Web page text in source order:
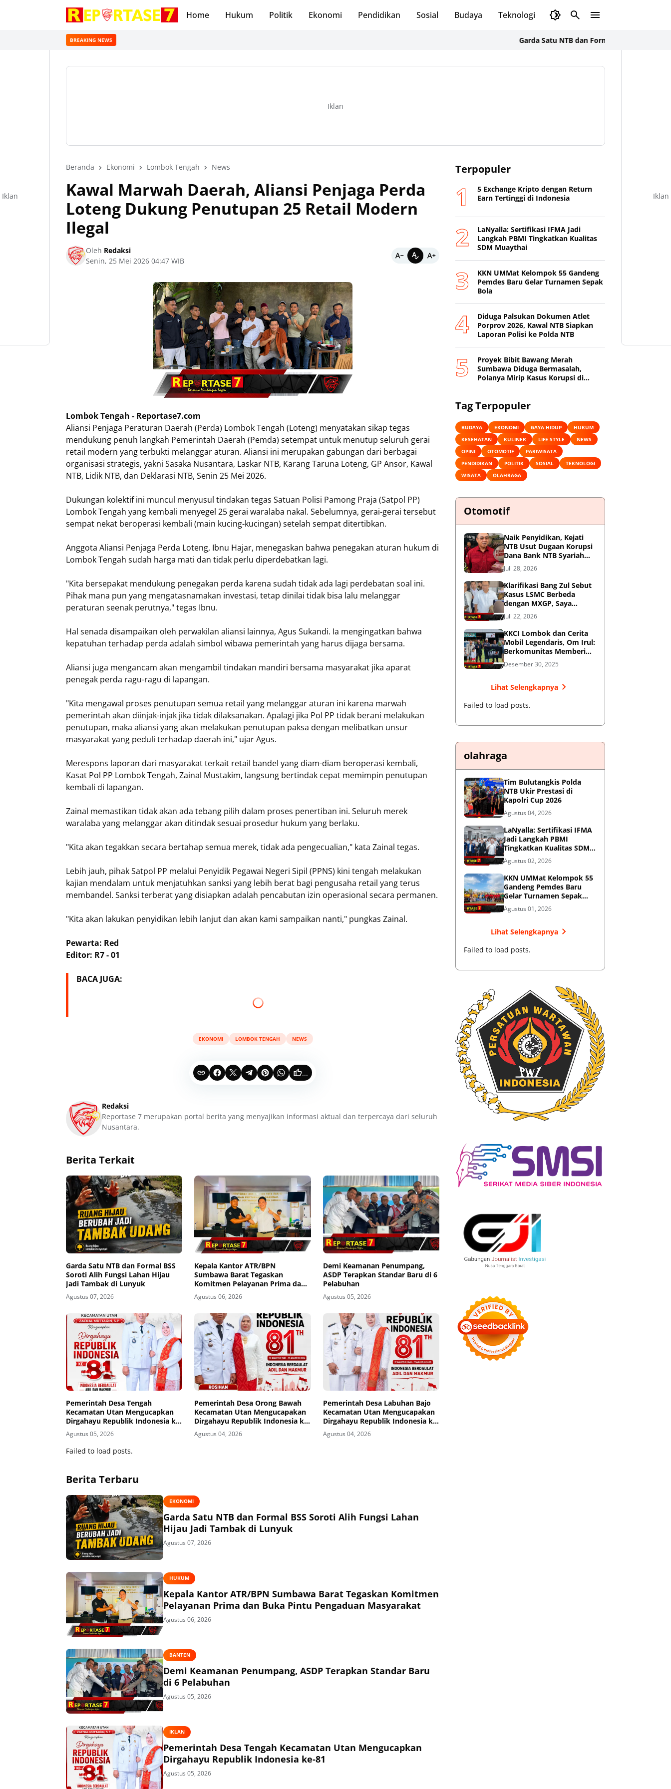
Home Hukum Politik Ekonomi Pendidikan Sosial Budaya Teknologi Olahraga
BREAKING NEWS Garda Satu NTB dan Formal BSS Soroti Alih Fungsi
Iklan
Beranda Ekonomi Lombok Tengah News
Kawal Marwah Daerah, Aliansi Penjaga Perda
Loteng Dukung Penutupan 25 Retail Modern
Ilegal
Oleh Redaksi
Senin, 25 Mei 2026 04:47 WIB
Lombok Tengah - Reportase7.com
Aliansi Penjaga Peraturan Daerah (Perda) Lombok Tengah (Loteng) menyatakan sikap tegas
mendukung penuh langkah Pemerintah Daerah (Pemda) setempat untuk menutup seluruh gerai
retail modern yang terbukti melanggar aturan. Aliansi ini merupakan gabungan dari berbagai
organisasi strategis, yakni Sasaka Nusantara, Laskar NTB, Karang Taruna Loteng, GP Ansor, Kawal
NTB, Lidik NTB, dan Deklarasi NTB, Senin 25 Mei 2026.
​Dukungan kolektif ini muncul menyusul tindakan tegas Satuan Polisi Pamong Praja (Satpol PP)
Lombok Tengah yang kembali menyegel 25 gerai waralaba nakal. Sebelumnya, gerai-gerai tersebut
sempat nekat beroperasi kembali (main kucing-kucingan) setelah sempat ditertibkan.
​Anggota Aliansi Penjaga Perda Loteng, Ibnu Hajar, menegaskan bahwa penegakan aturan hukum di
Lombok Tengah sudah harga mati dan tidak perlu diperdebatkan lagi.
​"Kita bersepakat mendukung penegakan perda karena sudah tidak ada lagi perdebatan soal ini.
Pihak mana pun yang mengatasnamakan investasi, tetap dinilai tidak bisa lalu melanggar
peraturan seenak perutnya," tegas Ibnu.
​Hal senada disampaikan oleh perwakilan aliansi lainnya, Agus Sukandi. Ia mengingatkan bahwa
kepatuhan terhadap perda adalah simbol wibawa pemerintah yang harus dijaga bersama.
Aliansi juga mengancam akan mengambil tindakan mandiri bersama masyarakat jika aparat
penegak perda ragu-ragu di lapangan.
​"Kita mengawal proses penutupan semua retail yang melanggar aturan ini karena marwah
pemerintah akan diinjak-injak jika tidak dilaksanakan. Apalagi jika Pol PP tidak berani melakukan
penutupan, maka aliansi yang akan melakukan penutupan paksa dengan melibatkan unsur
masyarakat yang peduli terhadap daerah ini," ujar Agus.
​Merespons laporan dari masyarakat terkait retail bandel yang diam-diam beroperasi kembali,
Kasat Pol PP Lombok Tengah, Zainal Mustakim, langsung bertindak cepat memimpin penutupan
kembali di lapangan.
​Zainal memastikan tidak akan ada tebang pilih dalam proses penertiban ini. Seluruh merek
waralaba yang melanggar akan ditindak sesuai prosedur hukum yang berlaku.
​"Kita akan tegakkan secara bertahap semua merek, tidak ada pengecualian," kata Zainal tegas.
​Lebih jauh, pihak Satpol PP melalui Penyidik Pegawai Negeri Sipil (PPNS) kini tengah melakukan
kajian mendalam untuk menjatuhkan sanksi yang lebih berat bagi pengusaha retail yang terus
membandel. Sanksi terberat yang disiapkan adalah pencabutan izin operasional secara permanen.
​"Kita akan lakukan penyidikan lebih lanjut dan akan kami sampaikan nanti," pungkas Zainal.
Pewarta: Red
Editor: R7 - 01
BACA JUGA:
EKONOMI LOMBOK TENGAH NEWS
...
Redaksi
Reportase 7 merupakan portal berita yang menyajikan informasi aktual dan terpercaya dari seluruh
Nusantara.
Berita Terkait
Garda Satu NTB dan Formal BSS
Soroti Alih Fungsi Lahan Hijau
Jadi Tambak di Lunyuk
Agustus 07, 2026
Kepala Kantor ATR/BPN
Sumbawa Barat Tegaskan
Komitmen Pelayanan Prima dan
Buka Pintu Pengaduan
Masyarakat
Agustus 06, 2026
Demi Keamanan Penumpang,
ASDP Terapkan Standar Baru di 6
Pelabuhan
Agustus 05, 2026
Pemerintah Desa Tengah
Kecamatan Utan Mengucapkan
Dirgahayu Republik Indonesia ke-
81
Agustus 05, 2026
Pemerintah Desa Orong Bawah
Kecamatan Utan Mengucapakan
Dirgahayu Republik Indonesia ke-
81
Agustus 04, 2026
Pemerintah Desa Labuhan Bajo
Kecamatan Utan Mengucapakan
Dirgahayu Republik Indonesia ke-
81
Agustus 04, 2026
Failed to load posts.
Berita Terbaru
EKONOMI
Garda Satu NTB dan Formal BSS Soroti Alih Fungsi Lahan
Hijau Jadi Tambak di Lunyuk
Agustus 07, 2026
HUKUM
Kepala Kantor ATR/BPN Sumbawa Barat Tegaskan Komitmen
Pelayanan Prima dan Buka Pintu Pengaduan Masyarakat
Agustus 06, 2026
BANTEN
Demi Keamanan Penumpang, ASDP Terapkan Standar Baru
di 6 Pelabuhan
Agustus 05, 2026
IKLAN
Pemerintah Desa Tengah Kecamatan Utan Mengucapkan
Dirgahayu Republik Indonesia ke-81
Agustus 05, 2026
Terpopuler
5 Exchange Kripto dengan Return
Earn Tertinggi di Indonesia
LaNyalla: Sertifikasi IFMA Jadi
Langkah PBMI Tingkatkan Kualitas
SDM Muaythai
KKN UMMat Kelompok 55 Gandeng
Pemdes Baru Gelar Turnamen Sepak
Bola
Diduga Palsukan Dokumen Atlet
Porprov 2026, Kawal NTB Siapkan
Laporan Polisi ke Polda NTB
Proyek Bibit Bawang Merah
Sumbawa Diduga Bermasalah,
Polanya Mirip Kasus Korupsi di
Tag Terpopuler
BUDAYA EKONOMI GAYA HIDUP
HUKUM
KESEHATAN
KULINER LIFE STYLE
NEWS
OPINI
OTOMOTIF
PARIWISATA
PENDIDIKAN
POLITIK SOSIAL
TEKNOLOGI
WISATA
OLAHRAGA
Otomotif
Naik Penyidikan, Kejati
NTB Usut Dugaan Korupsi
Dana Bank NTB Syariah
untuk MXGP 2023
Juli 28, 2026
Klarifikasi Bang Zul Sebut
Kasus LSMC Berbeda
dengan MXGP, Saya
Dipanggil Sebagai Saksi
Juli 22, 2026
KKCI Lombok dan Cerita
Mobil Legendaris, Om Irul:
Berkomunitas Memberi
Manfaat dan Membangun
Imej Positif
Desember 30, 2025
Lihat Selengkapnya
Failed to load posts.
olahraga
Tim Bulutangkis Polda
NTB Ukir Prestasi di
Kapolri Cup 2026
Agustus 04, 2026
LaNyalla: Sertifikasi IFMA
Jadi Langkah PBMI
Tingkatkan Kualitas SDM
Muaythai
Agustus 02, 2026
KKN UMMat Kelompok 55
Gandeng Pemdes Baru
Gelar Turnamen Sepak
Bola
Agustus 01, 2026
Lihat Selengkapnya
Failed to load posts.
Iklan Iklan